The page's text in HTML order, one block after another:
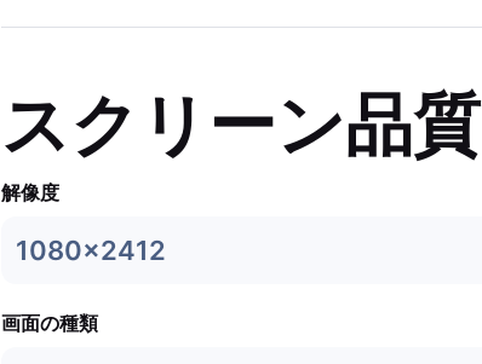
スクリーン品質
解像度
1080x2412
画面の種類